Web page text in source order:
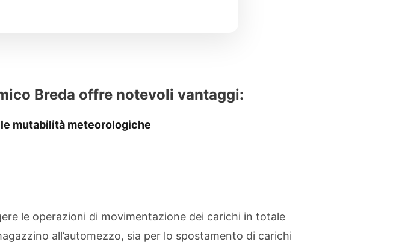
Breda offre notevoli vantaggi:
mutabilità meteorologiche
le operazioni di movimentazione dei carichi in totale
all’automezzo, sia per lo spostamento di carichi